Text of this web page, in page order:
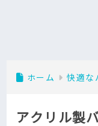
ホーム 快適な
アクリル製